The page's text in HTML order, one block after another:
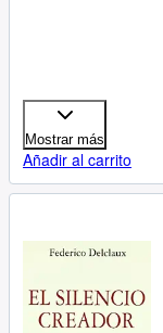
Mostrar más
Añadir al carrito